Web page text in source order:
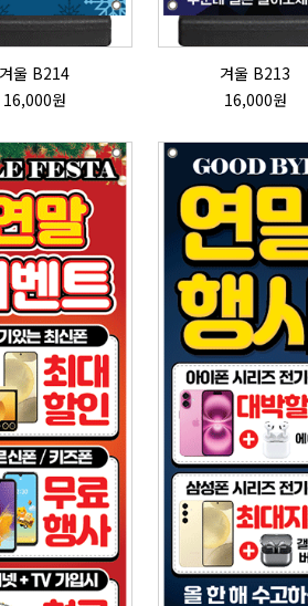
겨울 B214
16,000원
겨울 B213
16,000원